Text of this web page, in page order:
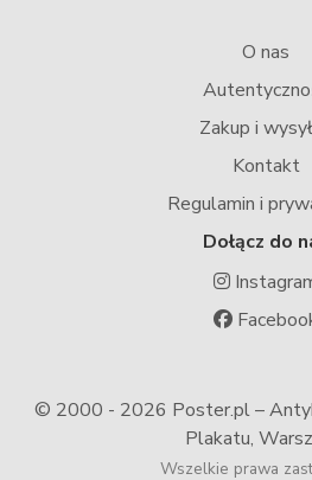
O nas
Zakup i
Kontakt
Regulamin i
Dołącz do
© 2000 - 2026 Poster.pl –
Plakatu,
Wszelkie prawa